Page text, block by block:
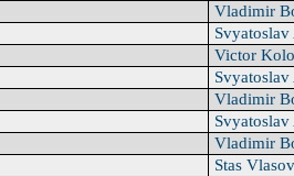
Vladimir
Victor
Vladimir
Vladimir
Stas Vlasov